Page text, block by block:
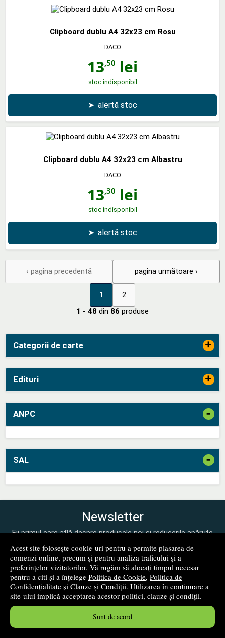
Acest site folosește cookie-uri pentru a permite plasarea de
comenzi online, precum și pentru analiza traficului și a
preferințelor vizitatorilor. Vă rugăm să alocați timpul necesar
pentru a citi și a înțelege Politica de Cookie, Politica de
Confidențialitate și Clauze și Condiții. Utilizarea în continuare a
site-ului implică acceptarea acestor politici, clauze și condiții.
Sunt de acord
Categorii de carte +
Edituri +
ANPC -
SAL -
Clipboard dublu A4 32x23 cm Rosu
DACO
13,50 lei
stoc indisponibil
➤ alertă stoc
Clipboard dublu A4 32x23 cm Albastru
DACO
13,30 lei
stoc indisponibil
➤ alertă stoc
‹ pagina precedentă
1 2
pagina următoare ›
1 - 48 din 86 produse
Newsletter
Fii primul care află despre produsele noi și reducerile apărute
mă abonez!